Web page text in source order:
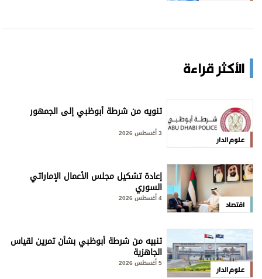
الأكثر قراءة
علوم الدار
تنويه من شرطة أبوظبي إلى الجمهور
اقتصاد
إعادة تشكيل مجلس الأعمال الإماراتي
السوري
4 أغسطس 2026
علوم الدار
تنبيه من شرطة أبوظبي بشأن تمرين لقياس
الجاهزية
5 أغسطس 2026